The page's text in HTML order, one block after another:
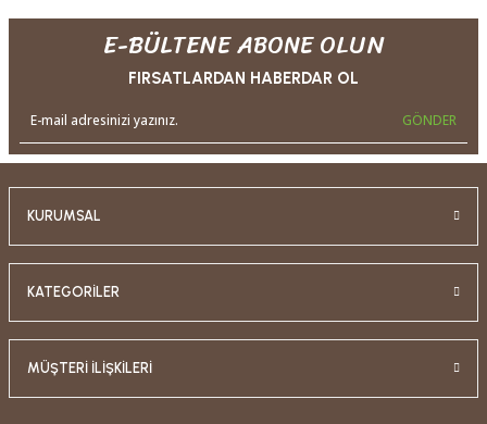
E-BÜLTENE ABONE OLUN
FIRSATLARDAN HABERDAR OL
GÖNDER
KURUMSAL
KATEGORİLER
MÜŞTERİ İLİŞKİLERİ